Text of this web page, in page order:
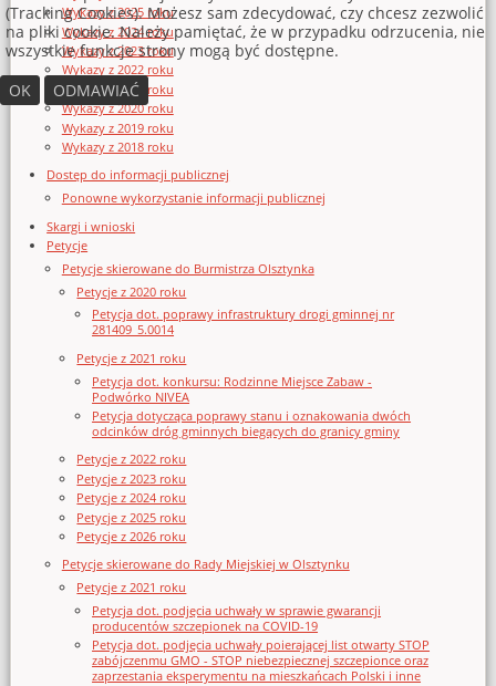
Wykazy z 2025 roku
Wykazy z 2024 roku
Wykazy z 2023 roku
Wykazy z 2022 roku
Wykazy z 2021 roku
Wykazy z 2020 roku
Wykazy z 2019 roku
Wykazy z 2018 roku
Dostęp do informacji publicznej
Ponowne wykorzystanie informacji publicznej
Skargi i wnioski
Petycje
Petycje skierowane do Burmistrza Olsztynka
Petycje z 2020 roku
Petycja dot. poprawy infrastruktury drogi gminnej nr
281409_5.0014
Petycje z 2021 roku
Petycja dot. konkursu: Rodzinne Miejsce Zabaw -
Podwórko NIVEA
Petycja dotycząca poprawy stanu i oznakowania dwóch
odcinków dróg gminnych biegących do granicy gminy
Petycje z 2022 roku
Petycje z 2023 roku
Petycje z 2024 roku
Petycje z 2025 roku
Petycje z 2026 roku
Petycje skierowane do Rady Miejskiej w Olsztynku
Petycje z 2021 roku
Petycja dot. podjęcia uchwały w sprawie gwarancji
producentów szczepionek na COVID-19
Petycja dot. podjęcia uchwały poierającej list otwarty STOP
zabójczenmu GMO - STOP niebezpiecznej szczepionce oraz
zaprzestania eksperymentu na mieszkańcach Polski i inne
(Tracking Cookies). Możesz sam zdecydować, czy chcesz zezwolić
na pliki cookie. Należy pamiętać, że w przypadku odrzucenia, nie
wszystkie funkcje strony mogą być dostępne.
OK
ODMAWIAĆ